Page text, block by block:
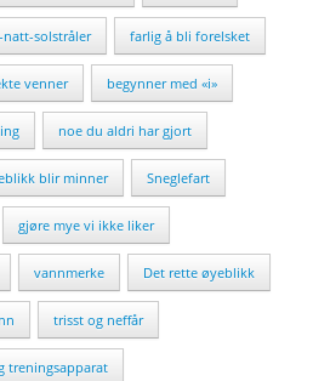
natt-solstråler farlig å bli forelsket
venner begynner med «i»
noe du aldri har gjort
blir minner Sneglefart
gjøre mye vi ikke liker
vannmerke Det rette øyeblikk
trisst og neffår
treningsapparat